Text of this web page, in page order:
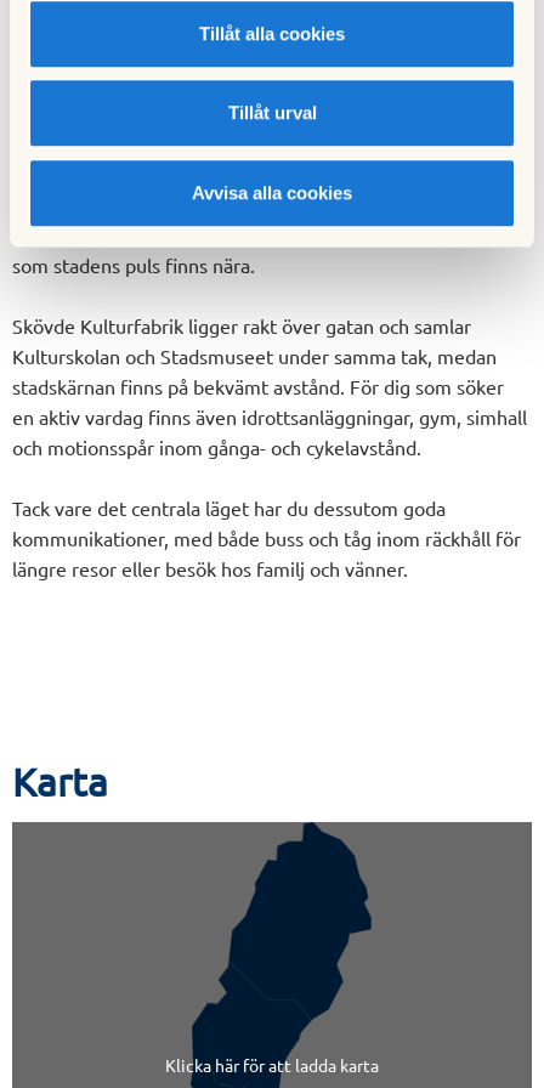
Tillåt alla cookies
Tillåt urval
Avvisa alla cookies
Om området
Omgivning
Ett läge med valmöjligheter
grönområden, kultur och vardaglig service. Inom kort
avstånd finns matbutiker, restauranger och caféer, samtidigt
som stadens puls finns nära.
Skövde Kulturfabrik ligger rakt över gatan och samlar
Kulturskolan och Stadsmuseet under samma tak, medan
stadskärnan finns på bekvämt avstånd. För dig som söker
en aktiv vardag finns även idrottsanläggningar, gym, simhall
och motionsspår inom gånga- och cykelavstånd.
Tack vare det centrala läget har du dessutom goda
kommunikationer, med både buss och tåg inom räckhåll för
längre resor eller besök hos familj och vänner.
Karta
Klicka här för att ladda karta